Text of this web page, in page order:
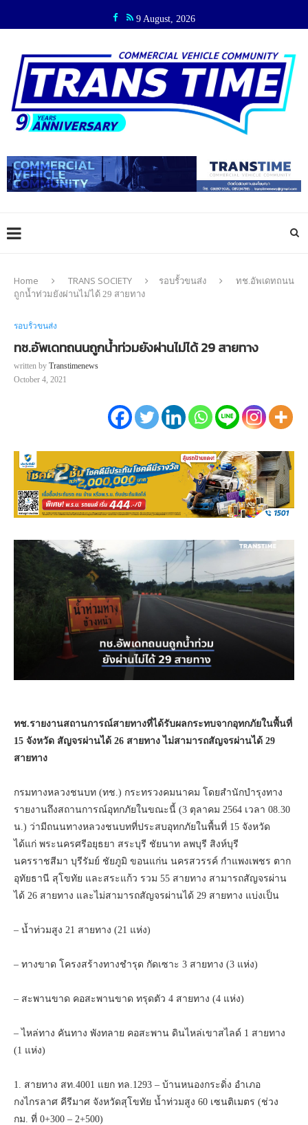
9 August, 2026
Home TRANS SOCIETY รอบรั้วขนส่ง
ทช.อัพเดทถนน
ถูกน้ำท่วมยังผ่านไม่ได้ 29 สายทาง
รอบรั้วขนส่ง
ทช.อัพเดทถนนถูกน้ำท่วมยังผ่านไม่ได้ 29 สายทาง
written by Transtimenews
October 4, 2021
ทช.รายงานสถานการณ์สายทางที่ได้รับผลกระทบจากอุทกภัยในพื้นที่
15 จังหวัด สัญจรผ่านได้ 26 สายทาง ไม่สามารถสัญจรผ่านได้ 29
สายทาง
กรมทางหลวงชนบท (ทช.) กระทรวงคมนาคม โดยสำนักบำรุงทาง
รายงานถึงสถานการณ์อุทกภัยในขณะนี้ (3 ตุลาคม 2564 เวลา 08.30
น.) ว่ามีถนนทางหลวงชนบทที่ประสบอุทกภัยในพื้นที่ 15 จังหวัด
ได้แก่ พระนครศรีอยุธยา สระบุรี ชัยนาท ลพบุรี สิงห์บุรี
นครราชสีมา บุรีรัมย์ ชัยภูมิ ขอนแก่น นครสวรรค์ กำแพงเพชร ตาก
อุทัยธานี สุโขทัย และสระแก้ว รวม 55 สายทาง สามารถสัญจรผ่าน
ได้ 26 สายทาง และไม่สามารถสัญจรผ่านได้ 29 สายทาง แบ่งเป็น
– น้ำท่วมสูง 21 สายทาง (21 แห่ง)
– ทางขาด โครงสร้างทางชำรุด กัดเซาะ 3 สายทาง (3 แห่ง)
– สะพานขาด คอสะพานขาด ทรุดตัว 4 สายทาง (4 แห่ง)
– ไหล่ทาง คันทาง พังทลาย คอสะพาน ดินไหล่เขาสไลด์ 1 สายทาง
(1 แห่ง)
1. สายทาง สท.4001 แยก ทล.1293 – บ้านหนองกระดิ่ง อำเภอ
กงไกรลาศ คีรีมาศ จังหวัดสุโขทัย น้ำท่วมสูง 60 เซนติเมตร (ช่วง
กม. ที่ 0+300 – 2+500)